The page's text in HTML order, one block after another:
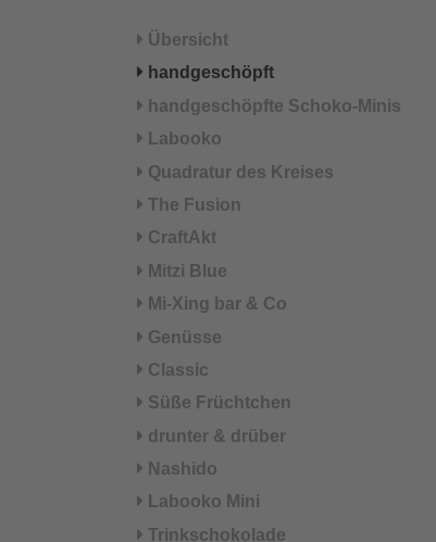
Übersicht
handgeschöpft
handgeschöpfte Schoko-Minis
Labooko
Quadratur des Kreises
The Fusion
CraftAkt
Mitzi Blue
Mi-Xing bar & Co
Genüsse
Classic
Süße Früchtchen
drunter & drüber
Nashido
Labooko Mini
Trinkschokolade